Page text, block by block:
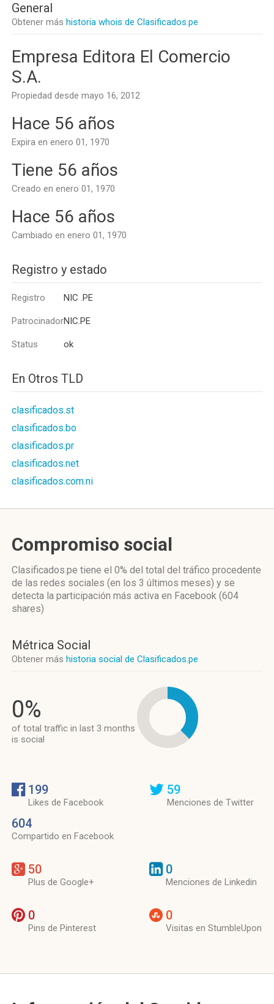
General
Obtener más historia whois de Clasificados.pe
Empresa Editora El Comercio
S.A.
Propiedad desde mayo 16, 2012
Hace 56 años
Expira en enero 01, 1970
Tiene 56 años
Creado en enero 01, 1970
Hace 56 años
Cambiado en enero 01, 1970
Registro y estado
Registro NIC .PE
PatrocinadorNIC.PE
Status ok
En Otros TLD
clasificados.st
clasificados.bo
clasificados.pr
clasificados.net
clasificados.com.ni
Compromiso social
Clasificados.pe tiene el 0% del total del tráfico procedente
de las redes sociales (en los 3 últimos meses) y se
detecta la participación más activa en Facebook (604
shares)
Métrica Social
Obtener más historia social de Clasificados.pe
0%
of total traffic in last 3 months
is social
199
Likes de Facebook
604
Compartido en Facebook
59
Menciones de Twitter
50
Plus de Google+
0
Menciones de Linkedin
0
Pins de Pinterest
0
Visitas en StumbleUpon